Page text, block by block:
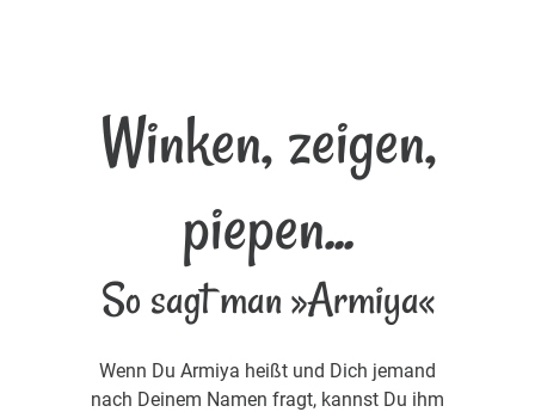
Winken, zeigen,
piepen...
So sagt man »Armiya«
Wenn Du Armiya heißt und Dich jemand
nach Deinem Namen fragt, kannst Du ihm